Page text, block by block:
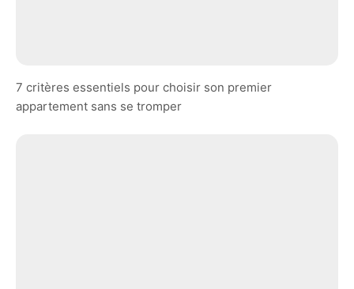
7 critères essentiels pour choisir son premier
appartement sans se tromper